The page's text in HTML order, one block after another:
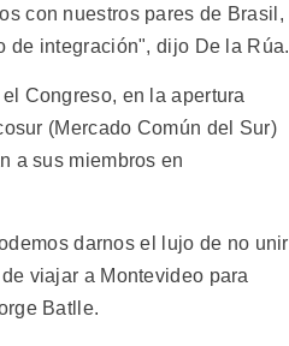
con nuestros pares de Brasil,
de integración", dijo De la Rúa.
Congreso, en la apertura
(Mercado Común del Sur)
a sus miembros en
darnos el lujo de no unir
viajar a Montevideo para
Batlle.